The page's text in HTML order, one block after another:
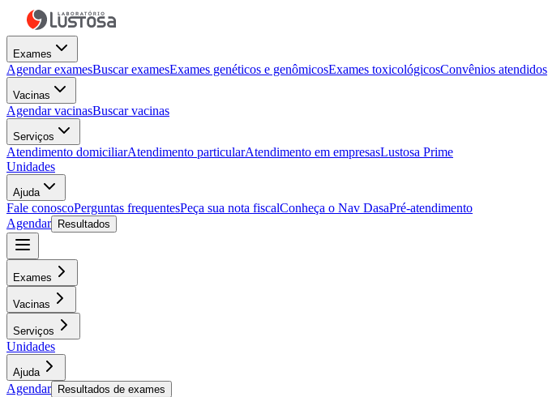
Exames
Agendar examesBuscar examesExames genéticos e genômicosExames toxicológicosConvênios atendidos
Vacinas
Agendar vacinasBuscar vacinas
Serviços
Atendimento domiciliarAtendimento particularAtendimento em empresasLustosa Prime
Unidades
Ajuda
Fale conoscoPerguntas frequentesPeça sua nota fiscalConheça o Nav DasaPré-atendimento
Agendar
Resultados
Exames
Vacinas
Serviços
Unidades
Ajuda
Agendar Resultados de exames